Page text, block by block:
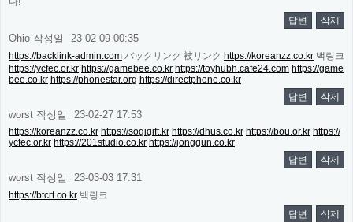
답변
삭제
Ohio 작성일 23-02-09 00:35
https://backlink-admin.com バックリンク 被リンク https://koreanzz.co.kr 백링크
https://ycfec.or.kr https://gamebee.co.kr https://toyhubh.cafe24.com https://game
bee.co.kr https://phonestar.org https://directphone.co.kr
답변
삭제
worst 작성일 23-02-27 17:53
https://koreanzz.co.kr https://sogigift.kr https://dhus.co.kr https://bou.or.kr https://
ycfec.or.kr https://201studio.co.kr https://jonggun.co.kr
답변
삭제
worst 작성일 23-03-03 17:31
https://btcrt.co.kr 백링크
답변
삭제